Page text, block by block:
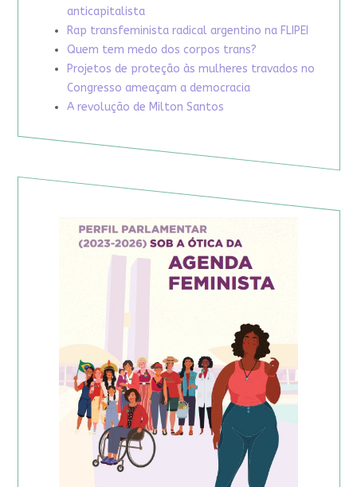
anticapitalista
Rap transfeminista radical argentino na FLIPEI
Quem tem medo dos corpos trans?
Projetos de proteção às mulheres travados no
Congresso ameaçam a democracia
A revolução de Milton Santos